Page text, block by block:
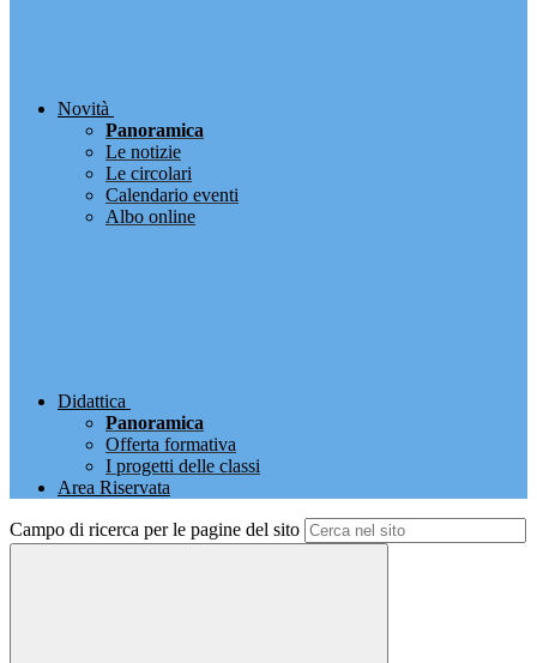
Novità
Panoramica
Le notizie
Le circolari
Calendario eventi
Albo online
Didattica
Panoramica
Offerta formativa
I progetti delle classi
Area Riservata
Campo di ricerca per le pagine del sito